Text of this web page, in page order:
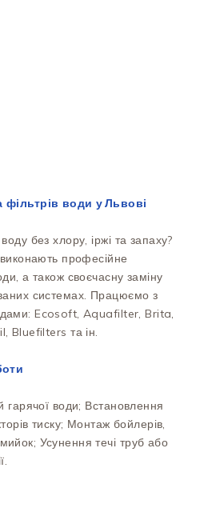
фільтрів води у Львові
без хлору, іржі та запаху?
професійне
а також своєчасну заміну
системах. Працюємо з
Ecosoft, Aquafilter, Brita,
Bluefilters та ін.
гарячої води; Встановлення
тиску; Монтаж бойлерів,
Усунення течі труб або